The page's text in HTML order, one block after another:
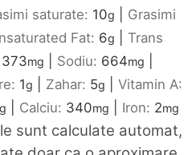
saturate: 10g
Grasimi
Fat: 6g
Trans
373mg Sodiu: 664mg
1g Zahar: 5g
Vitamin A:
Calciu: 340mg Iron: 2mg